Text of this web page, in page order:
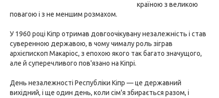
країною з великою
повагою і з не меншим розмахом.
У 1960 році Кіпр отримав довгоочікувану незалежність і став
суверенною державою, в чому чималу роль зіграв
архієпископ Макаріос, з епохою якого так багато значущого,
але й суперечливого пов'язано на Кіпрі.
День незалежності Республіки Кіпр — це державний
вихідний, і ще один день, коли сім'я збирається разом, і